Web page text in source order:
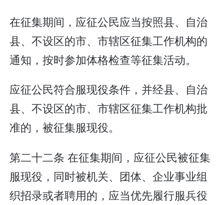
在征集期间，应征公民应当按照县、自治
县、不设区的市、市辖区征集工作机构的
通知，按时参加体格检查等征集活动。
应征公民符合服现役条件，并经县、自治
县、不设区的市、市辖区征集工作机构批
准的，被征集服现役。
第二十二条 在征集期间，应征公民被征集
服现役，同时被机关、团体、企业事业组
织招录或者聘用的，应当优先履行服兵役